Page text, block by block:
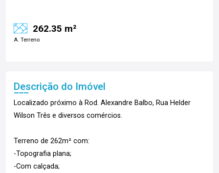
262.35 m²
A. Terreno
Descrição do Imóvel
Localizado próximo à Rod. Alexandre Balbo, Rua Helder
Wilson Três e diversos comércios.
Terreno de 262m² com:
-Topografia plana;
-Com calçada;